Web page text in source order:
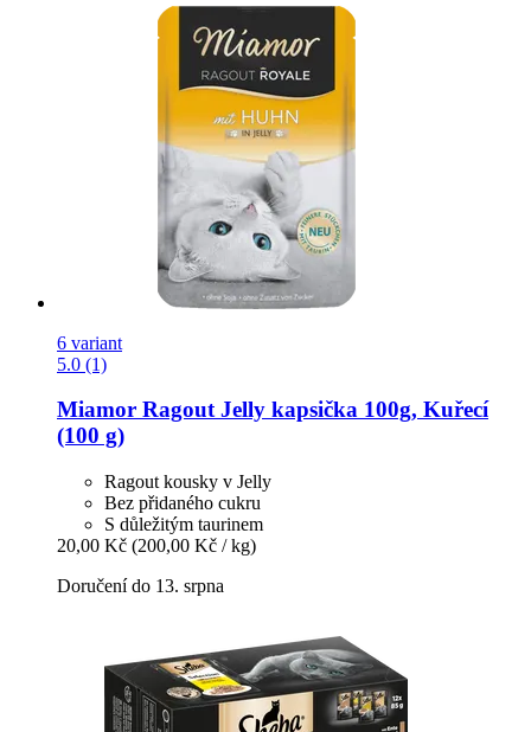
6 variant
5.0 (1)
Miamor Ragout Jelly kapsička 100g, Kuřecí
(100 g)
Ragout kousky v Jelly
Bez přidaného cukru
S důležitým taurinem
20,00 Kč (200,00 Kč / kg)
Doručení do 13. srpna